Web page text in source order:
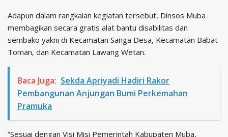
Adapun dalam rangkaian kegiatan tersebut, Dinsos Muba
membagikan secara gratis alat bantu disabilitas dan
sembako yakni di Kecamatan Sanga Desa, Kecamatan Babat
Toman, dan Kecamatan Lawang Wetan.
Baca Juga: Sekda Apriyadi Hadiri Rakor
Pembangunan Anjungan Bumi Perkemahan
Pramuka
“Sesuai dengan Visi Misi Pemerintah Kabupaten Muba,